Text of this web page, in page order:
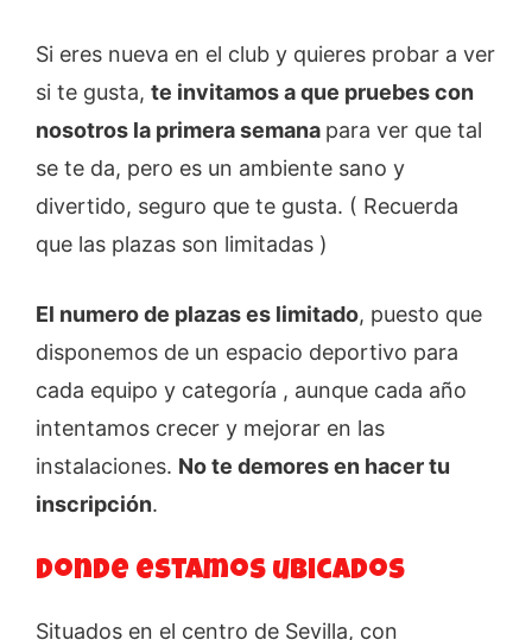
Si eres nueva en el club y quieres probar a ver
si te gusta, te invitamos a que pruebes con
nosotros la primera semana para ver que tal
se te da, pero es un ambiente sano y
divertido, seguro que te gusta. ( Recuerda
que las plazas son limitadas )
El numero de plazas es limitado, puesto que
disponemos de un espacio deportivo para
cada equipo y categoría , aunque cada año
intentamos crecer y mejorar en las
instalaciones. No te demores en hacer tu
inscripción.
Donde estamos ubicados
Situados en el centro de Sevilla, con